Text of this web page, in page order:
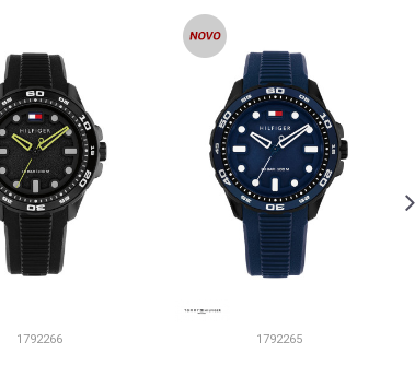
1792266 1792265